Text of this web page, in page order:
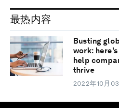
最热内容
Busting
work:
help
thrive
2022年10月